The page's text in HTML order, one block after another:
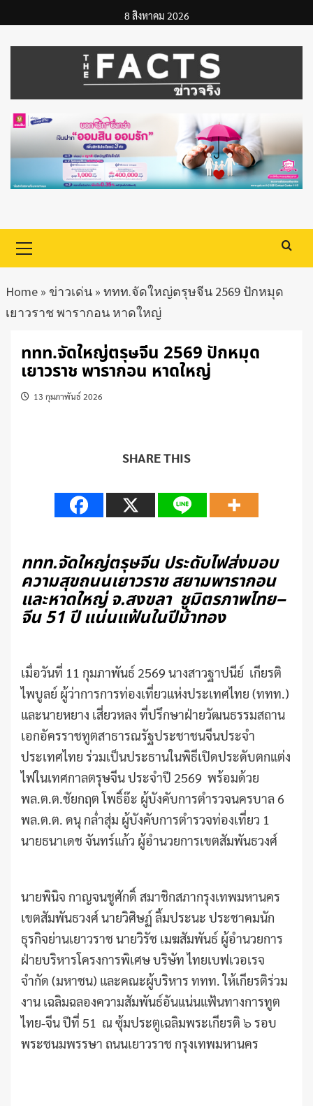
to
content
8 สิงหาคม 2026
Menu
Home» ข่าวเด่น» ททท.จัดใหญ่ตรุษจีน 2569 ปักหมุด
เยาวราช พารากอน หาดใหญ่
ททท.จัดใหญ่ตรุษจีน 2569 ปักหมุด
เยาวราช พารากอน หาดใหญ่
13 กุมภาพันธ์ 2026
SHARE THIS
ททท.จัดใหญ่ตรุษจีน ประดับไฟส่งมอบ
ความสุขถนนเยาวราชสยามพารากอน
และหาดใหญ่ จ.สงขลา ชูมิตรภาพไทย–
จีน 51 ปี แน่นแฟ้นในปีม้าทอง
เมื่อวันที่ 11 กุมภาพันธ์ 2569 นางสาวฐาปนีย์ เกียรติ
ไพบูลย์ ผู้ว่าการการท่องเที่ยวแห่งประเทศไทย (ททท.)
และนายหยาง เสี่ยวหลง ที่ปรึกษาฝ่ายวัฒนธรรมสถาน
เอกอัครราชทูตสาธารณรัฐประชาชนจีนประจำ
ประเทศไทย ร่วมเป็นประธานในพิธีเปิดประดับตกแต่ง
ไฟในเทศกาลตรุษจีน ประจำปี 2569 พร้อมด้วย
พล.ต.ต.ชัยกฤต โพธิ์อ๊ะ ผู้บังคับการตำรวจนครบาล 6
พล.ต.ต. ดนุ กล่ำสุ่ม ผู้บังคับการตำรวจท่องเที่ยว 1
นายธนาเดช จันทร์แก้ว ผู้อำนวยการเขตสัมพันธวงศ์
นายพินิจ กาญจนชูศักดิ์ สมาชิกสภากรุงเทพมหานคร
เขตสัมพันธวงศ์ นายวิศิษฏ์ ลิ้มประนะ ประชาคมนัก
ธุรกิจย่านเยาวราช นายวิรัช เมฆสัมพันธ์ ผู้อำนวยการ
ฝ่ายบริหารโครงการพิเศษ บริษัท ไทยเบฟเวอเรจ
จำกัด (มหาชน) และคณะผู้บริหาร ททท. ให้เกียรติร่วม
งาน เฉลิมฉลองความสัมพันธ์อันแน่นแฟ้นทางการทูต
ไทย-จีน ปีที่ 51 ณ ซุ้มประตูเฉลิมพระเกียรติ ๖ รอบ
พระชนมพรรษา ถนนเยาวราช กรุงเทพมหานคร